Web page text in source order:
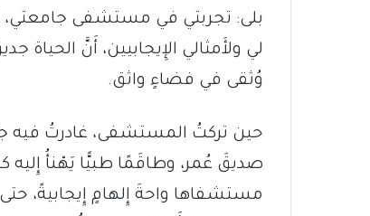
بلى: تجربتي في مستشفى جامعتي،
لي ولأَمثالي الإِيجابيين، أَنَّ الحياة
وُثقى في فضاءٍ واثق.
حين تركتُ المستشفى، غادرتُ فيه
صديقَ عُمر، وطاقَمًا طبيًّا يَهْنأُ
مستشفاها واحةَ إِلهامٍ إِيجابيةً،